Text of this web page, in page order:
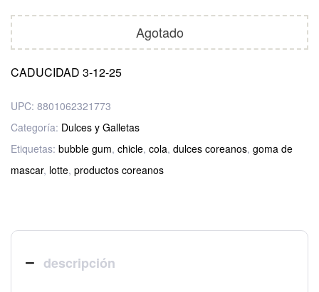
Agotado
CADUCIDAD 3-12-25
UPC: 8801062321773
Categoría: Dulces y Galletas
Etiquetas: bubble gum, chicle, cola, dulces coreanos, goma de
mascar, lotte, productos coreanos
descripción